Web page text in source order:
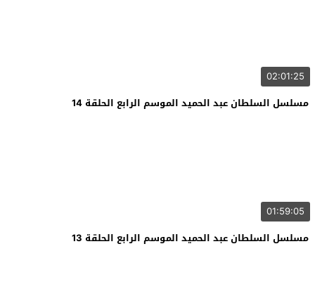
02:01:25
مسلسل السلطان عبد الحميد الموسم الرابع الحلقة 14
01:59:05
مسلسل السلطان عبد الحميد الموسم الرابع الحلقة 13